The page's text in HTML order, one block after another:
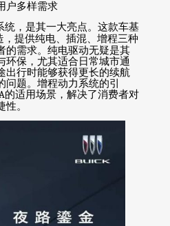
户多样需求
统，是其一大亮点。这款车基
，提供纯电、插混、增程三种
的需求。纯电驱动无疑是其
环保，尤其适合日常城市通
出行时能够获得更长的续航
问题。增程动力系统的引
的适用场景，解决了消费者对
。